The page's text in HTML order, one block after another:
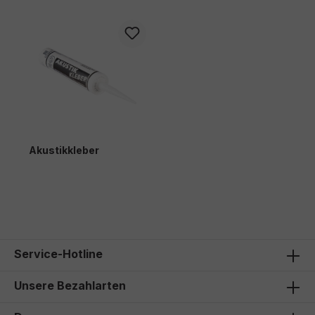
Akustikkleber
Service-Hotline
Unsere Bezahlarten